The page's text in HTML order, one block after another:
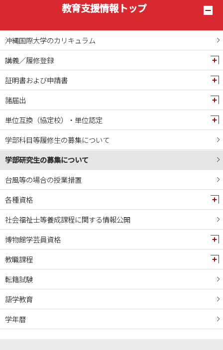
教育支援情報トップ
沖縄国際大学のカリキュラム
講義／履修登録
証明書および申請書
諸届出
単位互換（協定校）・単位認定
学部科目等履修生の募集について
学部研究生の募集について
台風等の場合の授業措置
各種資格
社会福祉士等養成課程に関する情報公開
博物館学芸員資格
教職課程
転籍試験
語学教育
学年暦